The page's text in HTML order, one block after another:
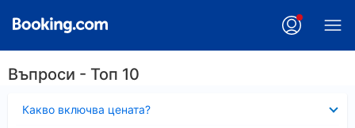
Въпроси - Топ 10
Какво включва цената?